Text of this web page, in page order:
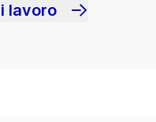
lavoro